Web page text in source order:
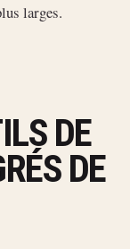
larges.
DE
DE